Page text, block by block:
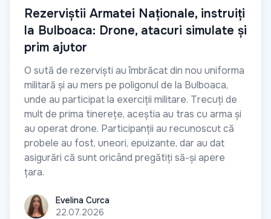
Rezerviștii Armatei Naționale, instruiți
la Bulboaca: Drone, atacuri simulate și
prim ajutor
O sută de rezerviști au îmbrăcat din nou uniforma
militară și au mers pe poligonul de la Bulboaca,
unde au participat la exerciții militare. Trecuți de
mult de prima tinerețe, aceștia au tras cu arma și
au operat drone. Participanții au recunoscut că
probele au fost, uneori, epuizante, dar au dat
asigurări că sunt oricând pregătiți să-și apere
țara.
Evelina CurcaEvelina Curca
22.07.2026